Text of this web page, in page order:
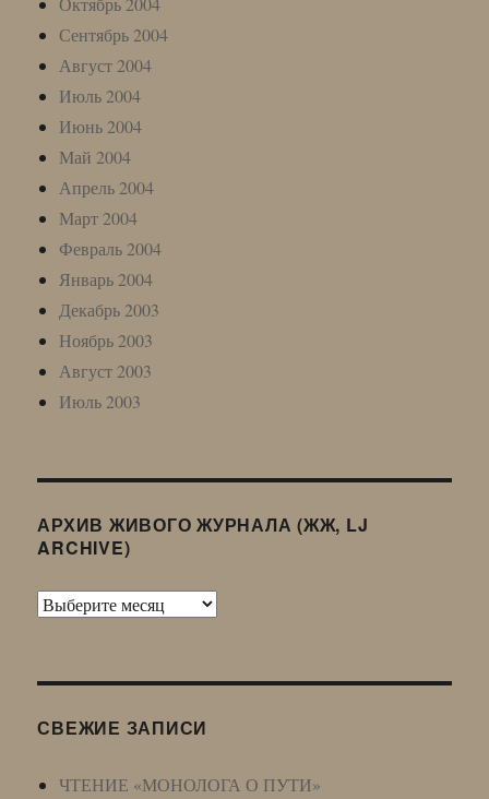
Сентябрь 2004
Август 2004
Июль 2004
Июнь 2004
Май 2004
Апрель 2004
Март 2004
Февраль 2004
Январь 2004
Декабрь 2003
Ноябрь 2003
Август 2003
Июль 2003
АРХИВ ЖИВОГО ЖУРНАЛА (ЖЖ, LJ
ARCHIVE)
Архив
LJ
СВЕЖИЕ ЗАПИСИ
ЧТЕНИЕ «МОНОЛОГА О ПУТИ»